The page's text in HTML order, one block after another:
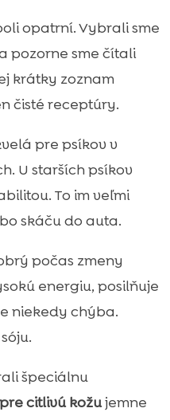
opatrní. Vybrali sme
pozorne sme čítali
krátky zoznam
čisté receptúry.
pre psíkov v
U starších psíkov
To im veľmi
skáču do auta.
počas zmeny
energiu, posilňuje
niekedy chýba.
špeciálnu
citlivú kožujemne